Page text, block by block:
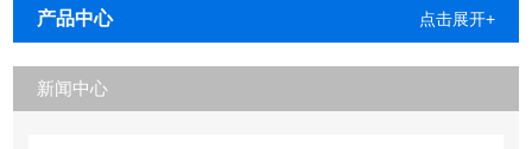
产品中心 点击展开+
新闻中心